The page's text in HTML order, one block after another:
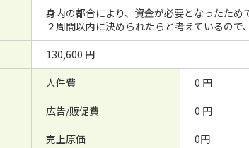
身内の都合により、資金が必要となったため
２周間以内に決められたらと考えているので
130,600 円
人件費
0 円
広告/販促費
0 円
売上原価
0円